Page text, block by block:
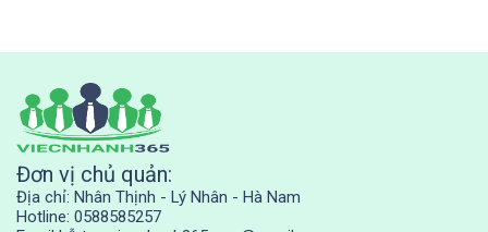
Đơn vị chủ quản:
Địa chỉ: Nhân Thịnh - Lý Nhân - Hà Nam
Hotline: 0588585257